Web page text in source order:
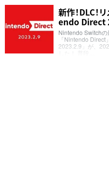
新作！DLC！
endo Direct
Nintendo Switch
「Nintendo
2023.2.9」が、
した！ 普段…